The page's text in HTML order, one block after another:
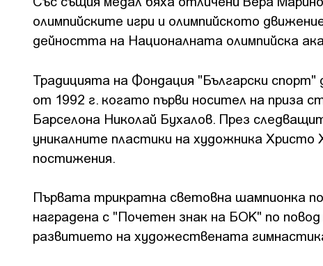
олимпийските игри и олимпийското
дейността на Националната олимпийска
Традицията на Фондация "Български
от 1992 г. когато първи носител на приза
Барселона Николай Бухалов. През
уникалните пластики на художника
постижения.
Първата трикратна световна шампионка
наградена с "Почетен знак на БОК" по
развитието на художествената